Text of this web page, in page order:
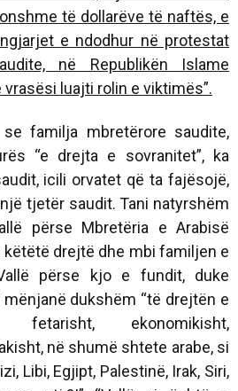
të dollarëve të naftës, e
e ndodhur në protestat
në Republikën Islame
vrasësi luajti rolin e viktimës”.
se familja mbretërore saudite,
“e drejta e sovranitet”, ka
icili orvatet që ta fajësojë,
tjetër saudit. Tani natyrshëm
përse Mbretëria e Arabisë
këtëtë drejtë dhe mbi familjen e
përse kjo e fundit, duke
mënjanë dukshëm “të drejtën e
fetarisht, ekonomikisht,
në shumë shtete arabe, si
Libi, Egjipt, Palestinë, Irak, Siri,